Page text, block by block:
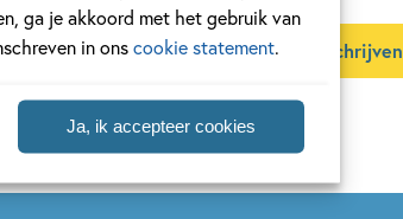
ga je akkoord met het gebruik van
in onscookie statement
Ja, ik accepteer cookies
Naar inschrijven